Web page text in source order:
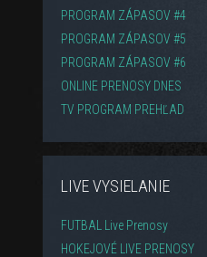
PROGRAM ZÁPASOV #4
PROGRAM ZÁPASOV #5
PROGRAM ZÁPASOV #6
ONLINE PRENOSY DNES
TV PROGRAM PREHĽAD
LIVE VYSIELANIE
FUTBAL Live Prenosy
HOKEJOVÉ LIVE PRENOSY